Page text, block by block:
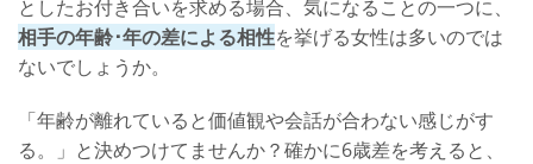
としたお付き合いを求める場合、気になることの一つに、
相手の年齢･年の差による相性を挙げる女性は多いのでは
ないでしょうか。
「年齢が離れていると価値観や会話が合わない感じがす
る。」と決めつけてませんか？確かに6歳差を考えると、